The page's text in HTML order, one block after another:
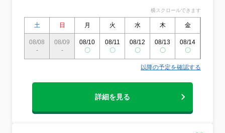
たり前ですが、お客様のご自宅に上がる前
のあいさつ、手順説明、専門道具、機材の
置き場所まで徹底しております
横スクロールできます
土 日 月 火 水 木 金
08/08
-
08/09
-
08/10
〇
08/11
〇
08/12
〇
08/13
〇
08/14
〇
以降の予定を確認する
詳細を見る